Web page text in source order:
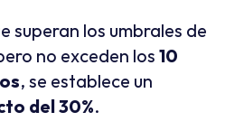
superan los umbrales de
no exceden los 10
del 30%.